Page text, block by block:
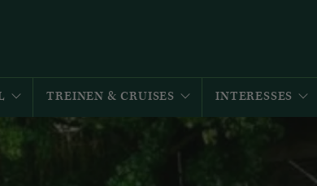
TREINEN & CRUISES INTERESSES